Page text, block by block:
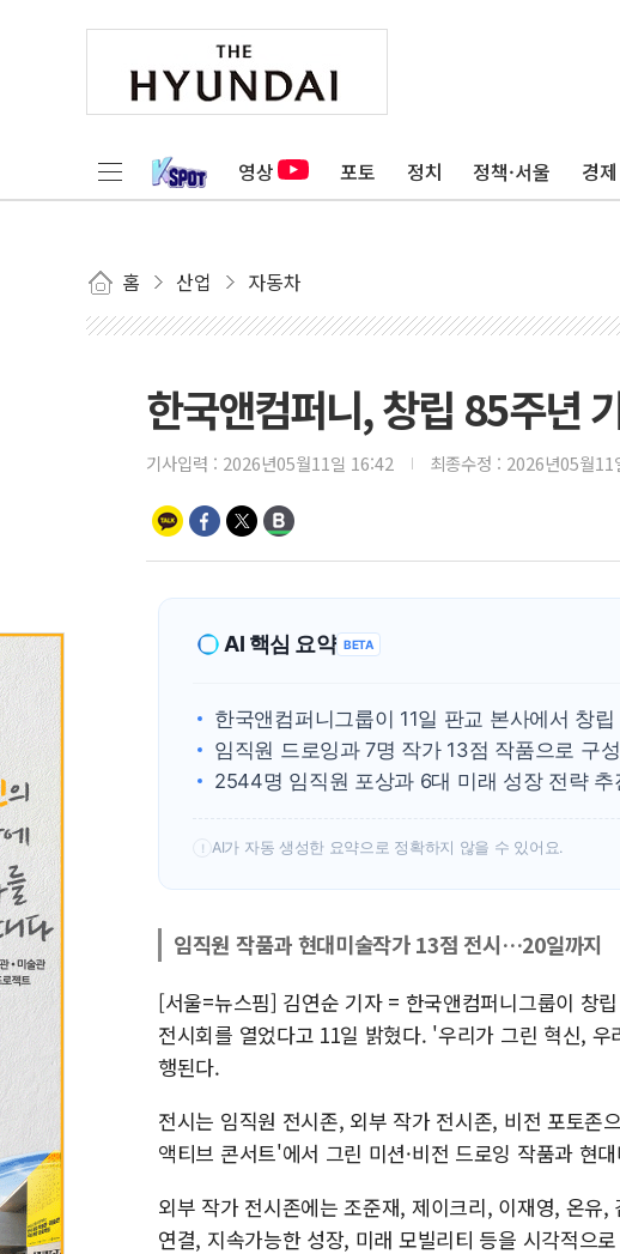
영상 포토 정치 정책·서울 경제
홈 산업 자동차
한국앤컴퍼니, 창립 85주년
기사입력 : 2026년05월11일 16:42 최종수정 : 2026년05월11
AI 핵심 요약 BETA
한국앤컴퍼니그룹이 11일 판교 본사에서 창
임직원 드로잉과 7명 작가 13점 작품으로 구
2544명 임직원 포상과 6대 미래 성장 전략 추
! AI가 자동 생성한 요약으로 정확하지 않을 수 있어요.
임직원 작품과 현대미술작가 13점 전시…20일까지
[서울=뉴스핌] 김연순 기자 = 한국앤컴퍼니그룹이 창
전시회를 열었다고 11일 밝혔다. '우리가 그린 혁신,
행된다.
전시는 임직원 전시존, 외부 작가 전시존, 비전 포토존
액티브 콘서트'에서 그린 미션·비전 드로잉 작품과 현
외부 작가 전시존에는 조준재, 제이크리, 이재영, 온유
연결, 지속가능한 성장, 미래 모빌리티 등을 시각적으